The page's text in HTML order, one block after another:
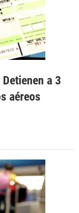
Detienen a 3
aéreos